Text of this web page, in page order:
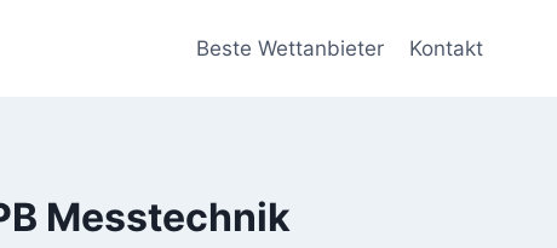
Beste Wettanbieter Kontakt
Messtechnik